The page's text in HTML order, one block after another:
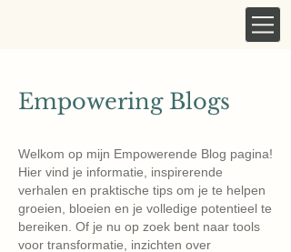
Empowering Blogs
Welkom op mijn Empowerende Blog pagina!
Hier vind je informatie, inspirerende
verhalen en praktische tips om je te helpen
groeien, bloeien en je volledige potentieel te
bereiken. Of je nu op zoek bent naar tools
voor transformatie, inzichten over